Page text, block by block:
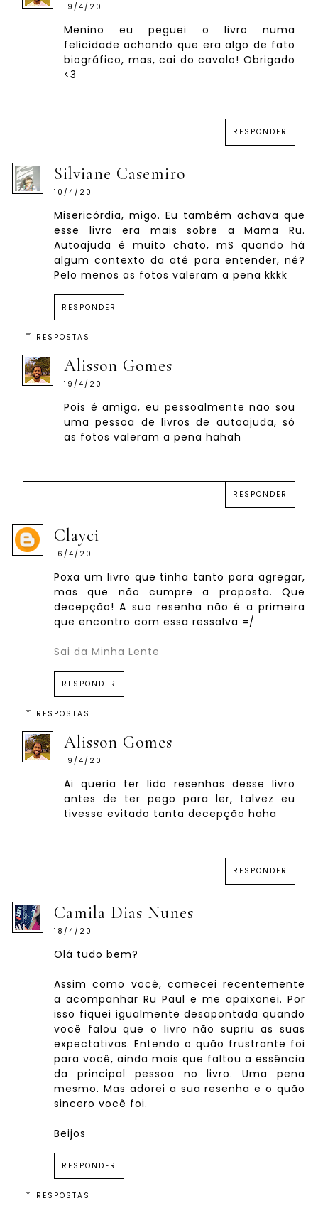
19/4/20
Menino eu peguei o livro numa
felicidade achando que era algo de fato
biográfico, mas, cai do cavalo! Obrigado
<3
RESPONDER
Silviane Casemiro
10/4/20
Misericórdia, migo. Eu também achava que
esse livro era mais sobre a Mama Ru.
Autoajuda é muito chato, mS quando há
algum contexto da até para entender, né?
Pelo menos as fotos valeram a pena kkkk
RESPONDER
RESPOSTAS
Alisson Gomes
19/4/20
Pois é amiga, eu pessoalmente não sou
uma pessoa de livros de autoajuda, só
as fotos valeram a pena hahah
RESPONDER
Clayci
16/4/20
Poxa um livro que tinha tanto para agregar,
mas que não cumpre a proposta. Que
decepção! A sua resenha não é a primeira
que encontro com essa ressalva =/
Sai da Minha Lente
RESPONDER
RESPOSTAS
Alisson Gomes
19/4/20
Ai queria ter lido resenhas desse livro
antes de ter pego para ler, talvez eu
tivesse evitado tanta decepção haha
RESPONDER
Camila Dias Nunes
18/4/20
Olá tudo bem?
Assim como você, comecei recentemente
a acompanhar Ru Paul e me apaixonei. Por
isso fiquei igualmente desapontada quando
você falou que o livro não supriu as suas
expectativas. Entendo o quão frustrante foi
para você, ainda mais que faltou a essência
da principal pessoa no livro. Uma pena
mesmo. Mas adorei a sua resenha e o quão
sincero você foi.
Beijos
RESPONDER
RESPOSTAS